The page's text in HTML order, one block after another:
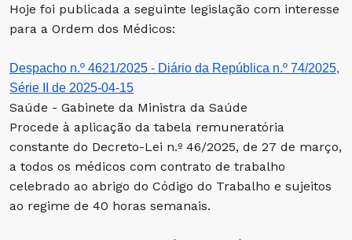
Hoje foi publicada a seguinte legislação com interesse
para a Ordem dos Médicos:
Despacho n.º 4621/2025 - Diário da República n.º 74/2025,
Série II de 2025-04-15
Saúde - Gabinete da Ministra da Saúde
Procede à aplicação da tabela remuneratória
constante do Decreto-Lei n.º 46/2025, de 27 de março,
a todos os médicos com contrato de trabalho
celebrado ao abrigo do Código do Trabalho e sujeitos
ao regime de 40 horas semanais.